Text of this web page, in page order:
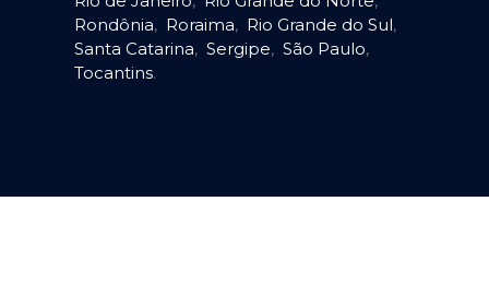
Rondônia, Roraima, Rio Grande do Sul,
Santa Catarina, Sergipe, São Paulo,
Tocantins.